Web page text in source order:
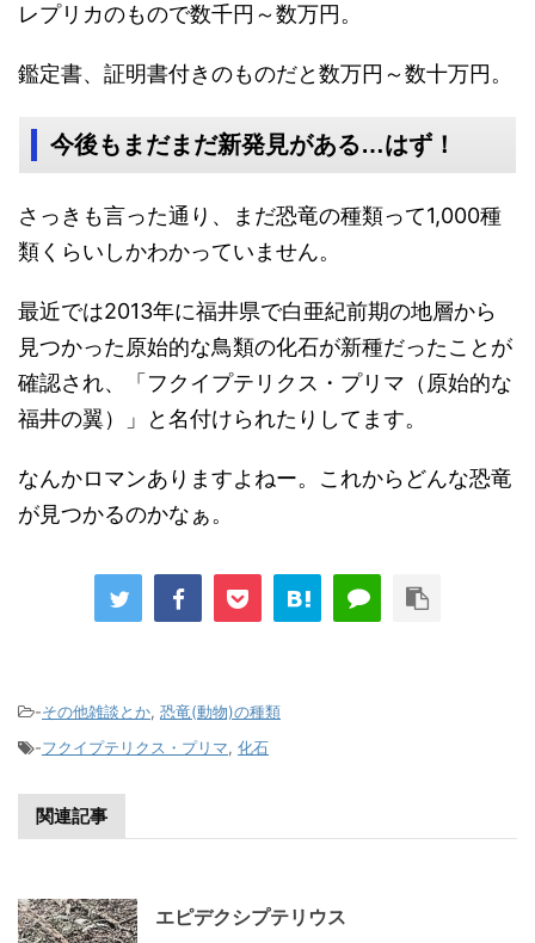
レプリカのもので数千円～数万円。
鑑定書、証明書付きのものだと数万円～数十万円。
今後もまだまだ新発見がある…はず！
さっきも言った通り、まだ恐竜の種類って1,000種
類くらいしかわかっていません。
最近では2013年に福井県で白亜紀前期の地層から
見つかった原始的な鳥類の化石が新種だったことが
確認され、「フクイプテリクス・プリマ（原始的な
福井の翼）」と名付けられたりしてます。
なんかロマンありますよねー。これからどんな恐竜
が見つかるのかなぁ。
-その他雑談とか, 恐竜(動物)の種類
-フクイプテリクス・プリマ, 化石
関連記事
エピデクシプテリウス